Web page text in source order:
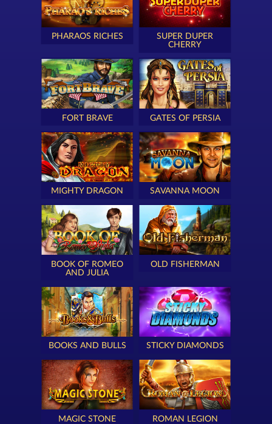
PHARAOS RICHES
SUPER DUPER
CHERRY
FORT BRAVE GATES OF PERSIA
MIGHTY DRAGON SAVANNA MOON
BOOK OF ROMEO
AND JULIA
OLD FISHERMAN
BOOKS AND BULLS STICKY DIAMONDS
MAGIC STONE ROMAN LEGION